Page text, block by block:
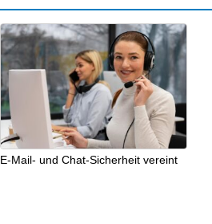
E-Mail- und Chat-Sicherheit vereint